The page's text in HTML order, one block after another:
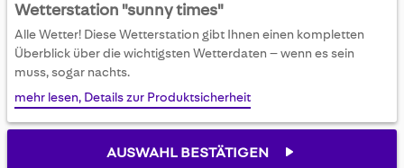
beginning
of
the
gallery
Wetterstation "sunny times"
Alle Wetter! Diese Wetterstation gibt Ihnen einen kompletten
Überblick über die wichtigsten Wetterdaten – wenn es sein
muss, sogar nachts.
mehr lesen, Details zur Produktsicherheit
AUSWAHL BESTÄTIGEN